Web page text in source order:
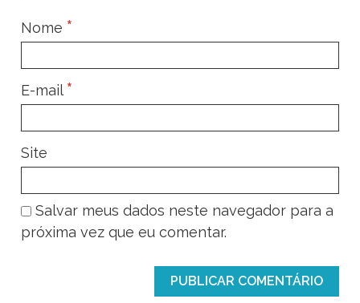
Nome *
E-mail *
Site
Salvar meus dados neste navegador para a
próxima vez que eu comentar.